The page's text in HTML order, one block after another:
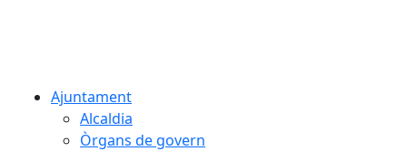
Ajuntament
Alcaldia
Òrgans de govern